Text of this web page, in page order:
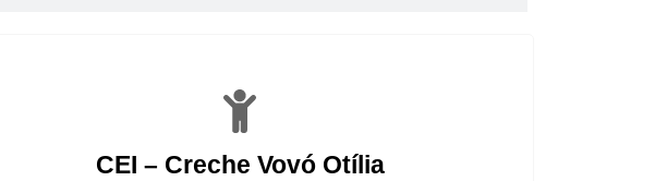
CEI – Creche Vovó Otília